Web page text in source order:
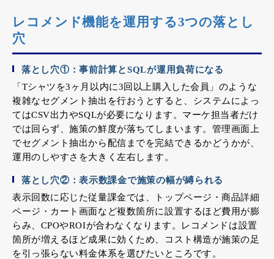
レコメンド機能を運用する3つの落とし
穴
落とし穴①：事前計算とSQLが運用負荷になる
「Tシャツを3ヶ月以内に3回以上購入した会員」のような
複雑なセグメント抽出を行おうとすると、システムによっ
てはCSV出力やSQLが必要になります。マーケ担当者だけ
では回らず、施策の鮮度が落ちてしまいます。管理画面上
でセグメント抽出から配信までを完結できるかどうかが、
運用のしやすさを大きく左右します。
落とし穴②：表示数課金で施策の幅が縛られる
表示回数に応じた従量課金では、トップページ・商品詳細
ページ・カート画面など複数箇所に設置するほど費用が膨
らみ、CPOやROIが合わなくなります。レコメンドは設置
箇所が増えるほど成果に効くため、コスト構造が施策の足
を引っ張らない料金体系を選びたいところです。